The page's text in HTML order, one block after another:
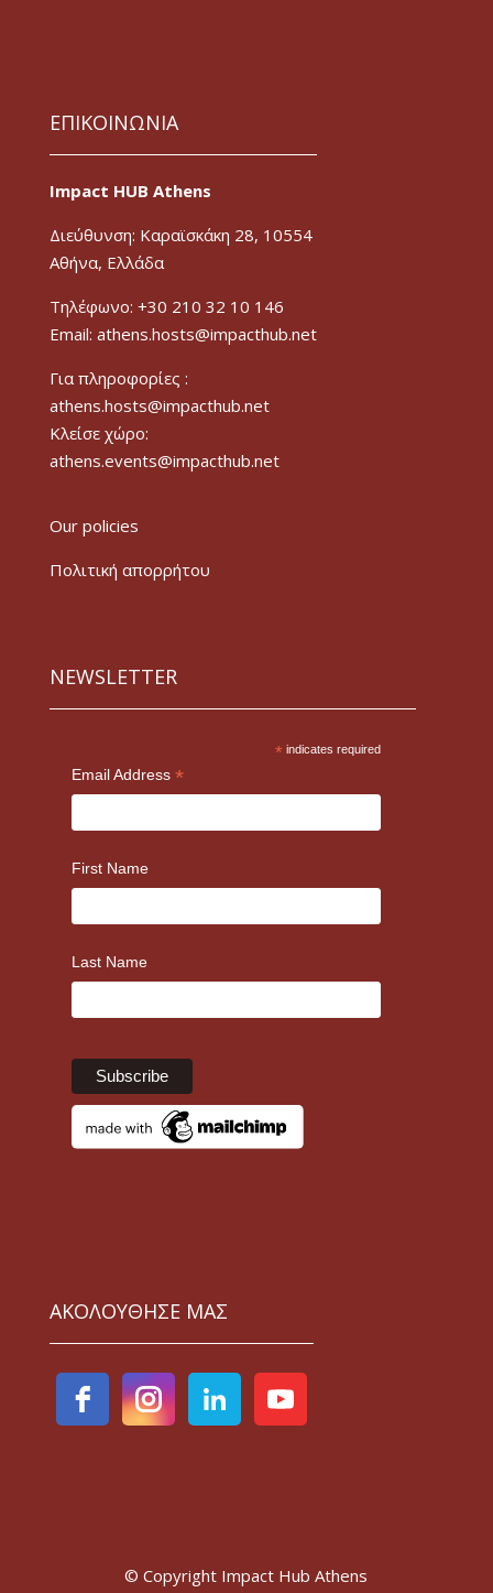
ΕΠΙΚΟΙΝΩΝΙΑ
Impact HUB Athens
Διεύθυνση: Καραϊσκάκη 28, 10554
Αθήνα, Ελλάδα
Τηλέφωνο: +30 210 32 10 146
Email: athens.hosts@impacthub.net
Για πληροφορίες :
athens.hosts@impacthub.net
Κλείσε χώρο:
athens.events@impacthub.net
Our policies
Πολιτική απορρήτου
NEWSLETTER
* indicates required
Email Address *
First Name
Last Name
ΑΚΟΛΟΥΘΗΣΕ ΜΑΣ
© Copyright Impact Hub Athens